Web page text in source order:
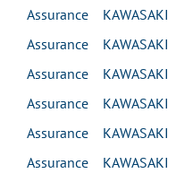
Assurance
Assurance
Assurance
Assurance
Assurance
Assurance